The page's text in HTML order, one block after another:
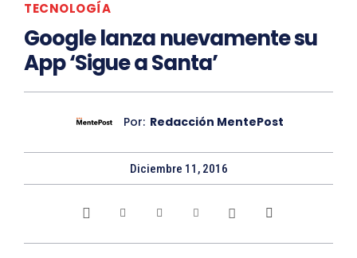
TECNOLOGÍA
Google lanza nuevamente su
App ‘Sigue a Santa’
Por: Redacción MentePost
Diciembre 11, 2016